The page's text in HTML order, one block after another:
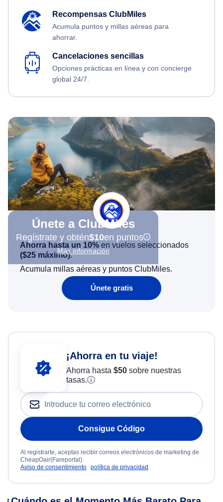
Recompensas ClubMiles
Acumula puntos y millas aéreas para
ahorrar.
Cancelaciones sencillas
Opciones prácticas en línea y con concierge
global 24/7.
Únete a ClubMiles
Regístrate y obtén$10en puntos
Más información
Ahorra hasta un 10% en vuelos seleccionados
($25 máximo).
Acumula millas aéreas y puntos ClubMiles.
Únete gratis
¡Ahorra en tu viaje!
Ahorra hasta $50sobre nuestras
tasas.ⓘ
Consigue Código
Al registrarte, aceptas recibir correos electrónicos de marketing de
CheapOair(Fareportal).
Aviso de consentimiento política de privacidad